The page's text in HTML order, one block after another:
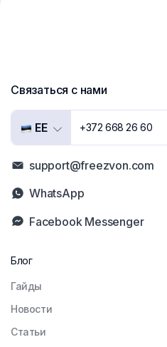
Связаться с нами
EE +372 668 26 60
support@freezvon.com
Facebook Messenger
WhatsApp
Блог
Гайды
Новости
Статьи